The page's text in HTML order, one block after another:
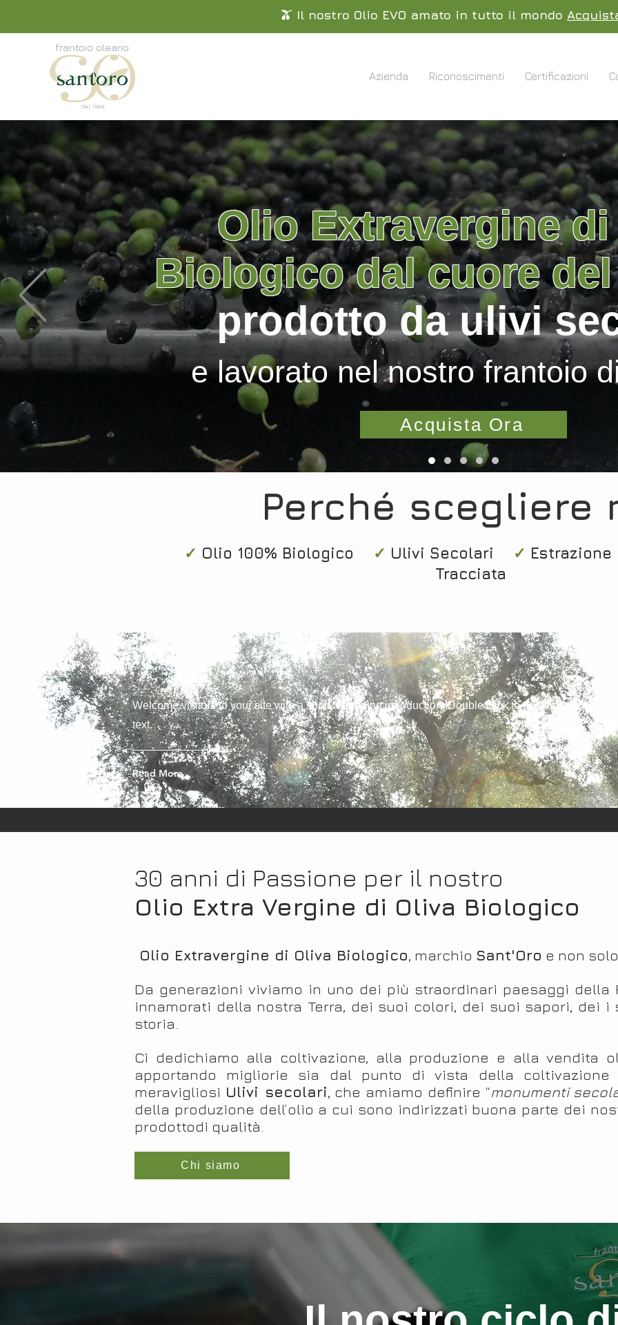
🫒 Il nostro Olio EVO amato in tutto il mondo
frantoio oleario
Dal 1994
Azienda Riconoscimenti Certificazioni
Olio Extravergine di
Biologico dal cuore
prodotto da ulivi
e lavorato nel nostro frantoio
Acquista Ora
Perché scegliere
✓ Olio 100% Biologico ✓ Ulivi Secolari ✓
Tracciata
Welcome visitors to your site with a short, engaging introduction. Double click to edit and add your
text.
Read More
30 anni di Passione per il nostro
Olio Extra Vergine di Oliva Biologico
Olio Extravergine di Oliva Biologico, marchio Sant'Oro e non
Da generazioni viviamo in uno dei più straordinari paesaggi
innamorati della nostra Terra, dei suoi colori, dei suoi sapori, dei
storia.
Ci dedichiamo alla coltivazione, alla produzione e alla vendita
apportando migliorie sia dal punto di vista della
meravigliosi Ulivi secolari, che amiamo definire “monumenti
della produzione dell’olio a cui sono indirizzati buona parte dei
prodottodi qualità.
Chi siamo